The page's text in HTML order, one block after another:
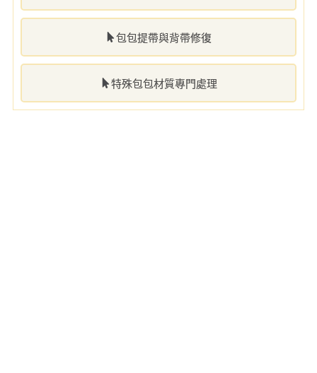
包包提帶與背帶修復
特殊包包材質專門處理